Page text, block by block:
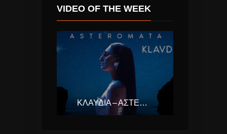
VIDEO OF THE WEEK
ΚΛΑΥΔΊΑ – ΑΣΤΕΡΟΜΆΤΑ (EUROVISION ΕΛΛΆΔΑ 2025)